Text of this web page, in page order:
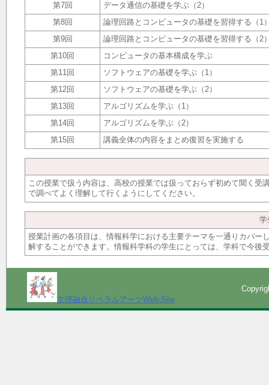
第7回
データ通信の基礎を学ぶ（2）
第8回
論理回路とコンピュータの基礎を習得する（1
第9回
論理回路とコンピュータの基礎を習得する（2
第10回
コンピュータの基本構成を学ぶ
第11回
ソフトウェアの基礎を学ぶ（1）
第12回
ソフトウェアの基礎を学ぶ（2）
第13回
アルゴリズムを学ぶ（1）
第14回
アルゴリズムを学ぶ（2）
第15回
講義全体の内容をまとめ復習を実施する
この授業で扱う内容は、高校の授業では扱っておらず初めて聞く
で調べてよく理解して行くようにしてください。
学
授業計画の各項目は、情報科学における主要テーマを一通りカバ
解することができます。情報科学科の学生にとっては、学科で今
文理融合リベラルアーツWeb-Site